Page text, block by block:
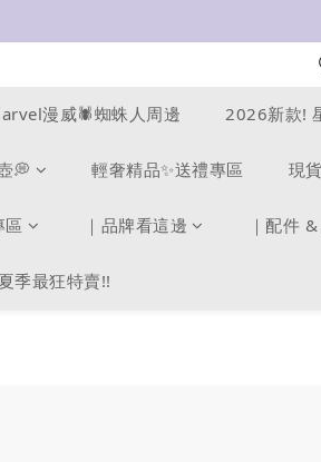
漫威🕷️蜘蛛人周邊 2026新款!
💭 輕奢精品✨送禮專區 現
區 ｜品牌看這邊 ｜配件
夏季最狂特賣!!